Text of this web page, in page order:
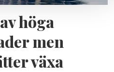
höga
men
växa